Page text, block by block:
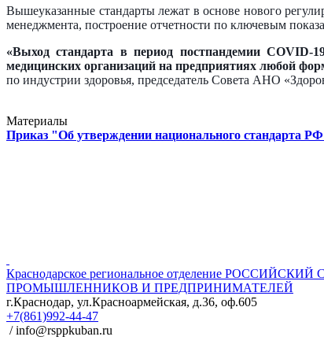
Вышеуказанные стандарты лежат в основе нового
менеджмента, построение отчетности по ключевым
«Выход стандарта в период постпандемии COVID-
медицинских организаций на предприятиях любой
по индустрии здоровья, председатель Совета АНО
Материалы
Приказ "Об утверждении национального стандарта
Краснодарское региональное отделение РОССИЙСКИЙ
ПРОМЫШЛЕННИКОВ И ПРЕДПРИНИМАТЕЛЕЙ
г.Краснодар, ул.Красноармейская, д.36, оф.605
+7(861)992-44-47
/ info@rsppkuban.ru